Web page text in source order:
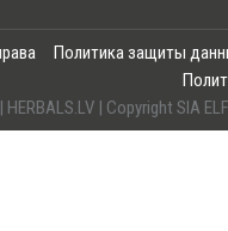
Политика защиты
| Copyright SIA